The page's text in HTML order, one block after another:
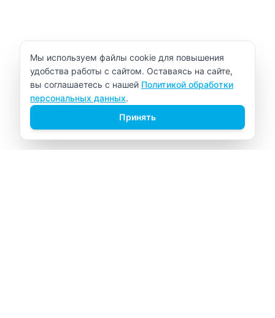
Уведомление об использовании cookie
Мы используем файлы cookie для повышения
удобства работы с сайтом. Оставаясь на сайте,
вы соглашаетесь с нашей Политикой обработки
персональных данных.
Принять